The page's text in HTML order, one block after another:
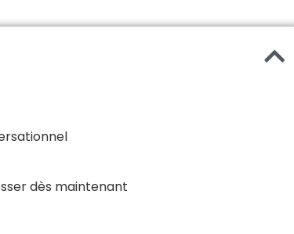
dès maintenant